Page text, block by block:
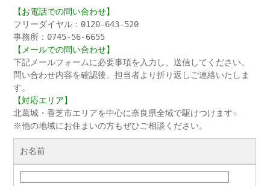
【お電話での問い合わせ】
フリーダイヤル：0120-643-520
事務所：0745-56-6655
【メールでの問い合わせ】
下記メールフォームに必要事項を入力し、送信してください。
問い合わせ内容を確認後、担当者より折り返しご連絡いたしま
す。
【対応エリア】
北葛城・香芝市エリアを中心に奈良県全域で駆けつけます☆
※他の地域にお住まいの方もぜひご相談ください。
お名前